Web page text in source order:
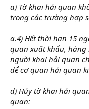
a) Tờ khai hải quan
trong các trường hợp
a.4) Hết thời hạn 15
quan xuất khẩu,
người khai hải quan
để cơ quan hải quan
d) Hủy tờ khai hải
quan: